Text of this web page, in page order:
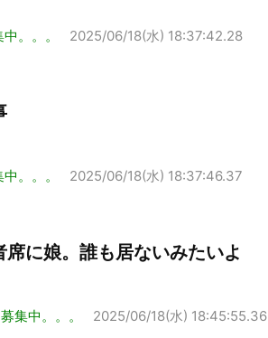
。。。 2025/06/18(水) 18:37:42.28
。。。 2025/06/18(水) 18:37:46.37
席に娘。誰も居ないみたいよ
集中。。。 2025/06/18(水) 18:45:55.36